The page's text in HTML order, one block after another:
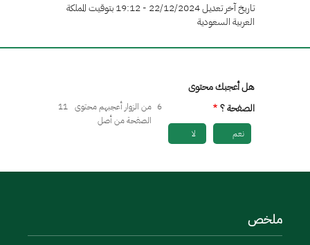
تاريخ آخر تعديل 22/12/2024 - 19:12 بتوقيت المملكة
العربية السعودية
هل أعجبك محتوى
الصفحة ؟
نعم لا
6 من الزوار أعجبهم محتوى
الصفحة من أصل
11
ملخص